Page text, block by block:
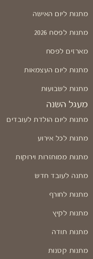
מתנות ליום האישה
מתנות לפסח 2026
מארזים לפסח
מתנות ליום העצמאות
מתנות לשבועות
מעגל השנה
מתנות ליום הולדת לעובדים
מתנות לכל אירוע
מתנות ממוחזרות וירוקות
מתנה לעובד חדש
מתנות לחורף
מתנות לקיץ
מתנות תודה
מתנות קטנות